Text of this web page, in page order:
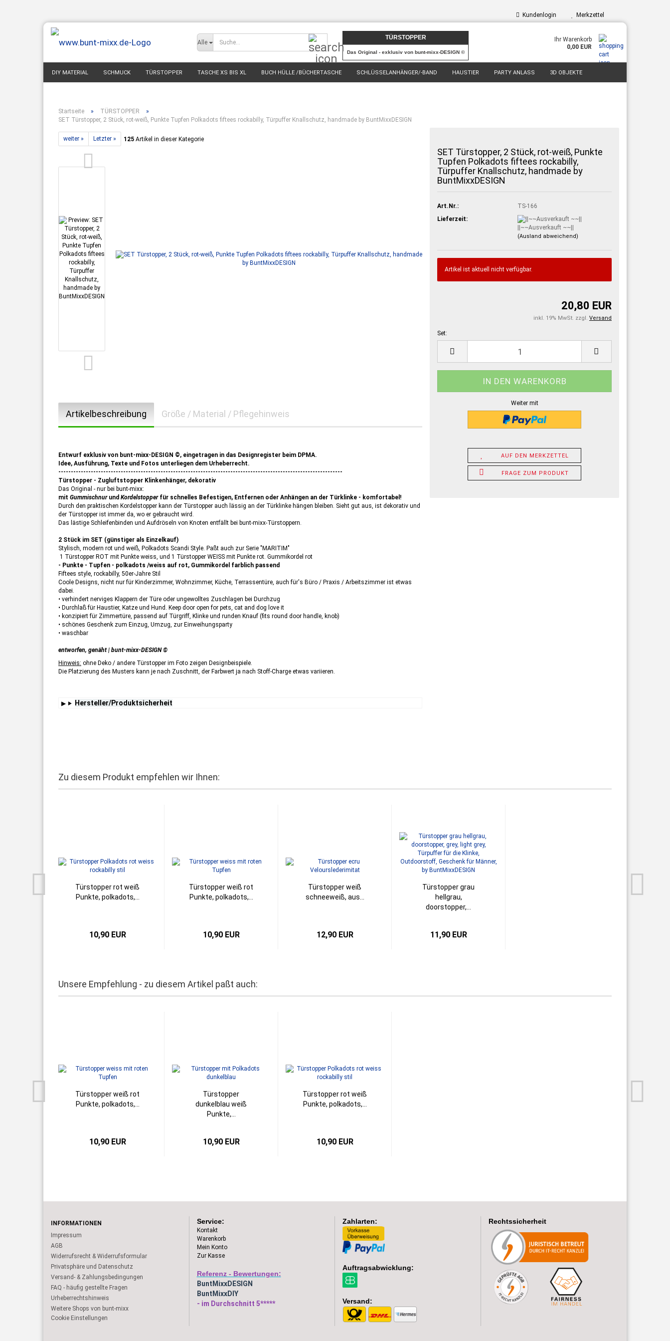
Kundenlogin Merkzettel
Alle
TÜRSTOPPER
Das Original - exklusiv von bunt-mixx-DESIGN ©
Ihr Warenkorb
0,00 EUR
DIY MATERIAL SCHMUCK TÜRSTOPPER TASCHE XS BIS XL BUCH HÜLLE /BÜCHERTASCHE SCHLÜSSELANHÄNGER/-BAND HAUSTIER PARTY ANLASS 3D OBJEKTE
Startseite » TÜRSTOPPER
»
SET Türstopper, 2 Stück, rot-weiß, Punkte Tupfen Polkadots fiftees rockabilly, Türpuffer Knallschutz, handmade by BuntMixxDESIGN
weiter » Letzter » 125 Artikel in dieser Kategorie
SET Türstopper, 2 Stück, rot-weiß, Punkte
Tupfen Polkadots fiftees rockabilly,
Türpuffer Knallschutz, handmade by
BuntMixxDESIGN
Art.Nr.:
TS-166
Lieferzeit:
||~~Ausverkauft ~~||
(Ausland abweichend)
Artikel ist aktuell nicht verfügbar.
20,80 EUR
inkl. 19% MwSt. zzgl. Versand
Set:
Weiter mit
AUF DEN MERKZETTEL
FRAGE ZUM PRODUKT
Artikelbeschreibung Größe / Material / Pflegehinweis
Entwurf exklusiv von bunt-mixx-DESIGN ©, eingetragen in das Designregister beim DPMA.
Idee, Ausführung, Texte und Fotos unterliegen dem Urheberrecht.
------------------------------------------------------------------------------------------------------------------
Türstopper - Zugluftstopper Klinkenhänger, dekorativ
Das Original - nur bei bunt-mixx:
mit Gummischnurund Kordelstopperfür schnelles Befestigen, Entfernen oder Anhängen an der Türklinke - komfortabel!
Durch den praktischen Kordelstopper kann der Türstopper auch lässig an der Türklinke hängen bleiben. Sieht gut aus, ist dekorativ und
der Türstopper ist immer da, wo er gebraucht wird.
Das lästige Schleifenbinden und Aufdröseln von Knoten entfällt bei bunt-mixx-Türstoppern.
2 Stück im SET (günstiger als Einzelkauf)
Stylisch, modern rot und weiß, Polkadots Scandi Style. Paßt auch zur Serie "MARITIM"
1 Türstopper ROT mit Punkte weiss, und 1 Türstopper WEISS mit Punkte rot. Gummikordel rot
- Punkte - Tupfen - polkadots /weiss auf rot, Gummikordel farblich passend
Fiftees style, rockabilly, 50er-Jahre Stil
Coole Designs, nicht nur für Kinderzimmer, Wohnzimmer, Küche, Terrassentüre, auch für's Büro / Praxis / Arbeitszimmer ist etwas
dabei.
• verhindert nerviges Klappern der Türe oder ungewolltes Zuschlagen bei Durchzug
• Durchlaß für Haustier, Katze und Hund. Keep door open for pets, cat and dog love it
• konzipiert für Zimmertüre, passend auf Türgriff, Klinke und runden Knauf (fits round door handle, knob)
• schönes Geschenk zum Einzug, Umzug, zur Einweihungsparty
• waschbar
entworfen, genäht | bunt-mixx-DESIGN ©
Hinweis: ohne Deko / andere Türstopper im Foto zeigen Designbeispiele.
Die Platzierung des Musters kann je nach Zuschnitt, der Farbwert ja nach Stoff-Charge etwas variieren.
Hersteller/Produktsicherheit
Zu diesem Produkt empfehlen wir Ihnen:
Türstopper rot weiß
Punkte, polkadots,...
10,90 EUR
Türstopper weiß rot
Punkte, polkadots,...
10,90 EUR
Türstopper weiß
schneeweiß, aus...
12,90 EUR
Türstopper grau
hellgrau,
doorstopper,...
11,90 EUR
Unsere Empfehlung - zu diesem Artikel paßt auch:
Türstopper weiß rot
Punkte, polkadots,...
10,90 EUR
Türstopper
dunkelblau weiß
Punkte,...
10,90 EUR
Türstopper rot weiß
Punkte, polkadots,...
10,90 EUR
INFORMATIONEN
Impressum
AGB
Widerrufsrecht & Widerrufsformular
Privatsphäre und Datenschutz
Versand- & Zahlungsbedingungen
FAQ - häufig gestellte Fragen
Urheberrechtshinweis
Weitere Shops von bunt-mixx
Cookie Einstellungen
Service:
Kontakt
Warenkorb
Mein Konto
Zur Kasse
Referenz - Bewertungen:
BuntMixxDESIGN
BuntMixxDIY
- im Durchschnitt 5*****
Zahlarten:
Auftragsabwicklung:
Versand:
Rechtssicherheit